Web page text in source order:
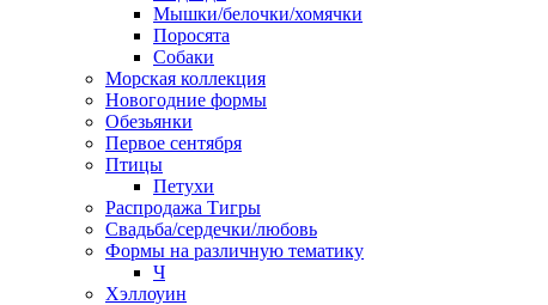
Мышки/белочки/хомячки
Поросята
Собаки
Морская коллекция
Новогодние формы
Обезьянки
Первое сентября
Птицы
Петухи
Распродажа Тигры
Свадьба/сердечки/любовь
Формы на различную тематику
Ч
Хэллоуин